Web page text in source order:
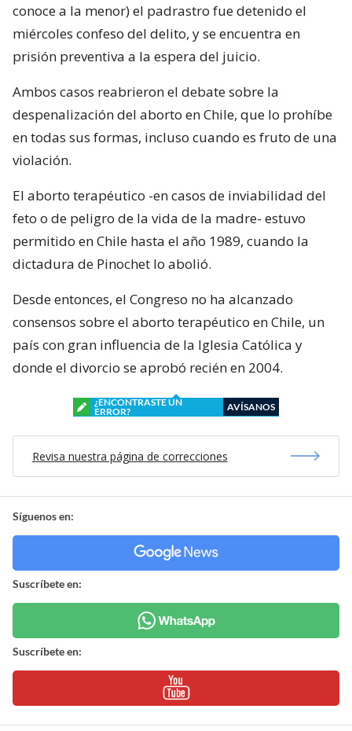
conoce a la menor) el padrastro fue detenido el
miércoles confeso del delito, y se encuentra en
prisión preventiva a la espera del juicio.
Ambos casos reabrieron el debate sobre la
despenalización del aborto en Chile, que lo prohíbe
en todas sus formas, incluso cuando es fruto de una
violación.
El aborto terapéutico -en casos de inviabilidad del
feto o de peligro de la vida de la madre- estuvo
permitido en Chile hasta el año 1989, cuando la
dictadura de Pinochet lo abolió.
Desde entonces, el Congreso no ha alcanzado
consensos sobre el aborto terapéutico en Chile, un
país con gran influencia de la Iglesia Católica y
donde el divorcio se aprobó recién en 2004.
¿ENCONTRASTE UN
ERROR?
AVÍSANOS
Revisa nuestra página de correcciones
Síguenos en:
Suscríbete en:
Suscríbete en: